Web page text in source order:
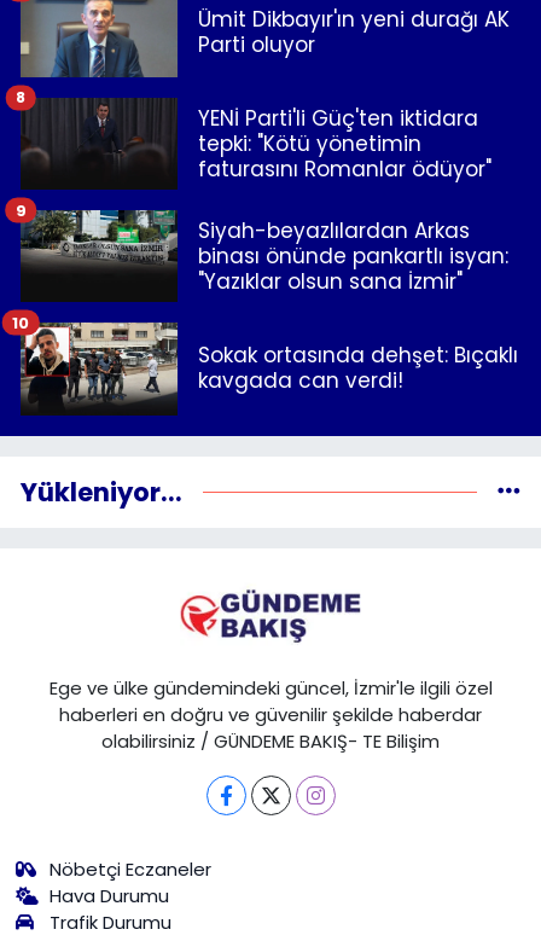
Ümit Dikbayır'ın yeni durağı AK
Parti oluyor
YENİ Parti'li Güç'ten iktidara
tepki: "Kötü yönetimin
faturasını Romanlar ödüyor"
8
Siyah-beyazlılardan Arkas
binası önünde pankartlı isyan:
"Yazıklar olsun sana İzmir"
9
Sokak ortasında dehşet: Bıçaklı
kavgada can verdi!
10
Yükleniyor...
Ege ve ülke gündemindeki güncel, İzmir'le ilgili özel
haberleri en doğru ve güvenilir şekilde haberdar
olabilirsiniz / GÜNDEME BAKIŞ- TE Bilişim
Nöbetçi Eczaneler
Hava Durumu
Trafik Durumu